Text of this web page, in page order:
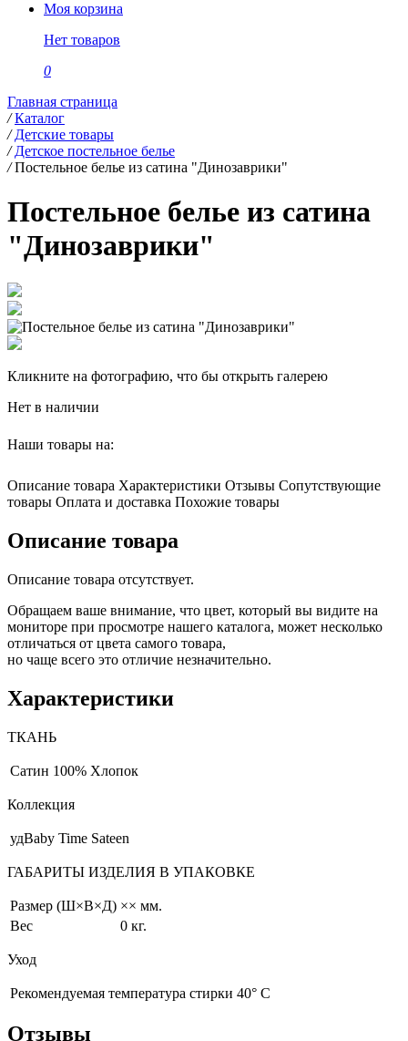
Моя корзина
Нет товаров
0
Главная страница
/ Каталог
/ Детские товары
/ Детское постельное белье
/ Постельное белье из сатина "Динозаврики"
Постельное белье из сатина
"Динозаврики"
Кликните на фотографию, что бы открыть галерею
Нет в наличии
Наши товары на:
Описание товара Характеристики Отзывы Сопутствующие
товары Оплата и доставка Похожие товары
Описание товара
Описание товара отсутствует.
Обращаем ваше внимание, что цвет, который вы видите на
мониторе при просмотре нашего каталога, может несколько
отличаться от цвета самого товара,
но чаще всего это отличие незначительно.
Характеристики
ТКАНЬ
Сатин 100% Хлопок
Коллекция
удBaby Time Sateen
ГАБАРИТЫ ИЗДЕЛИЯ В УПАКОВКЕ
Размер (Ш×В×Д) ×× мм.
Вес
0 кг.
Уход
Рекомендуемая температура стирки 40° С
Отзывы